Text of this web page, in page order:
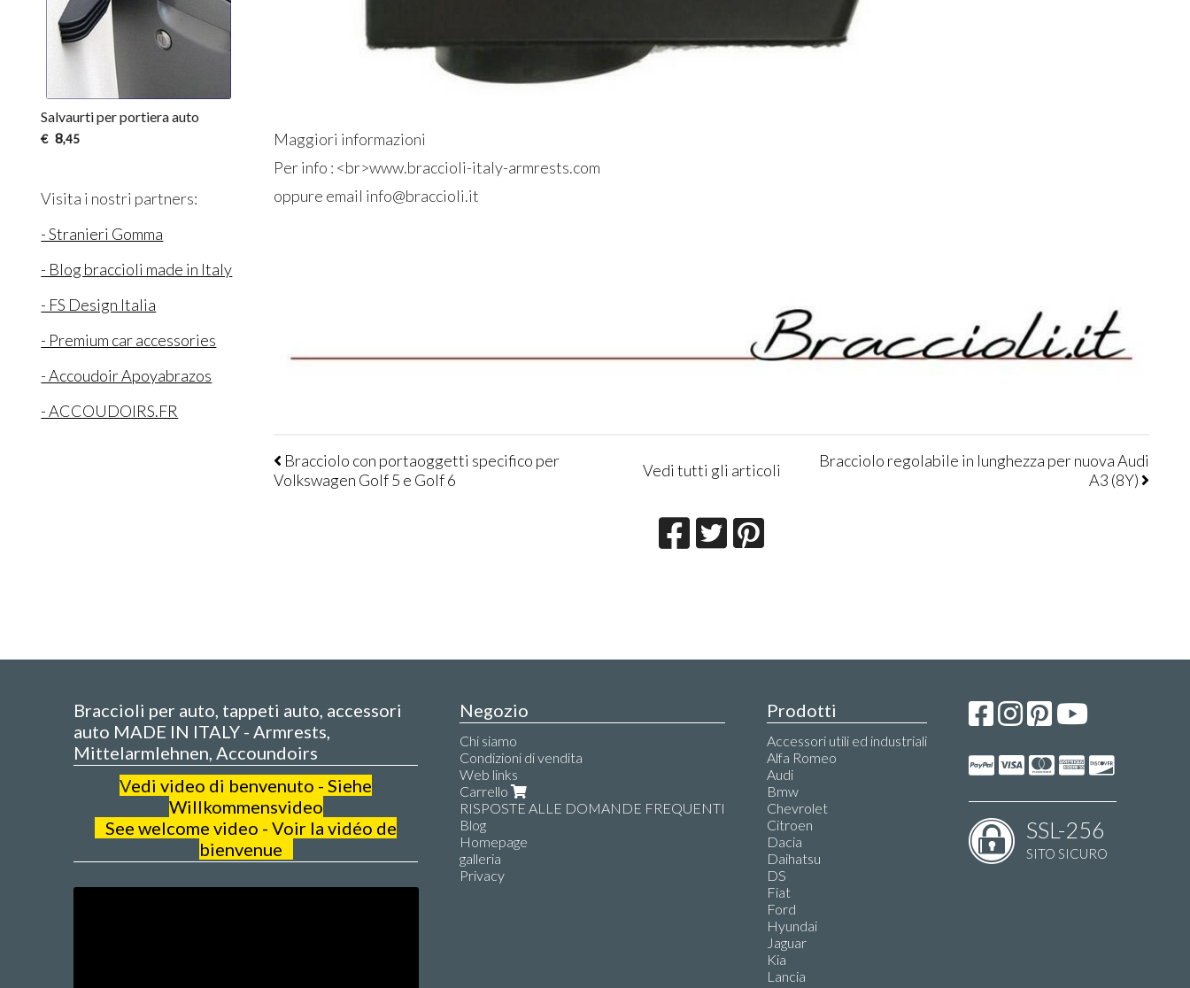
Maggiori informazioni
Per info : <br>www.braccioli-italy-armrests.com
oppure email info@braccioli.it
Bracciolo con portaoggetti specifico per
Volkswagen Golf 5 e Golf 6
Vedi tutti gli articoli
Bracciolo regolabile in lunghezza per nuova Audi
A3 (8Y)
Salvaurti per portiera auto
€ 8,45
Visita i nostri partners:
- Stranieri Gomma
- Blog braccioli made in Italy
- FS Design Italia
- Premium car accessories
- Accoudoir Apoyabrazos
- ACCOUDOIRS.FR
Braccioli per auto, tappeti auto, accessori
auto MADE IN ITALY - Armrests,
Mittelarmlehnen, Accoundoirs
Vedi video di benvenuto - Siehe
Willkommensvideo
See welcome video - Voir la vidéo de
bienvenue
Negozio
Chi siamo
Condizioni di vendita
Web links
Carrello
RISPOSTE ALLE DOMANDE FREQUENTI
Blog
Homepage
galleria
Privacy
Prodotti
Accessori utili ed industriali
Alfa Romeo
Audi
Bmw
Chevrolet
Citroen
Dacia
Daihatsu
DS
Fiat
Ford
Hyundai
Jaguar
Kia
Lancia
SSL-256
SITO SICURO